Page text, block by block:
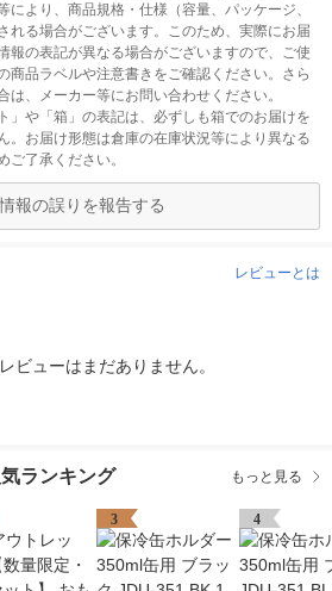
により、商品規格・仕様（容量、パッケージ、
れる場合がございます。このため、実際にお届
報の表記が異なる場合がございますので、ご使
商品ラベルや注意書きをご確認ください。さら
は、メーカー等にお問い合わせください。
」や「箱」の表記は、必ずしも箱でのお届けを
。お届け形態は倉庫の在庫状況等により異なる
ご了承ください。
報の誤りを報告する
レビューとは
ビューはまだありません。
ランキング もっと見る
3 4